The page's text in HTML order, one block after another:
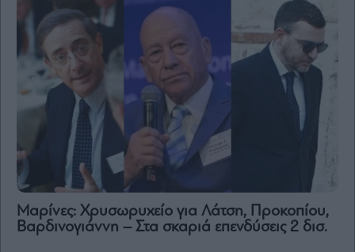
Μαρίνες: Χρυσωρυχείο για Λάτση, Προκοπίου,
Βαρδινογιάννη – Στα σκαριά επενδύσεις 2 δισ.